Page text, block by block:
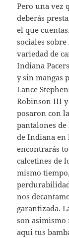
Pero una vez
deberás
el que
sociales
variedad de
Indiana
y sin mangas
Lance
Robinson III
posaron con
pantalones de
de Indiana en
encontrarás
calcetines de
mismo
nos
garantizada.
son asimismo
aqui tus